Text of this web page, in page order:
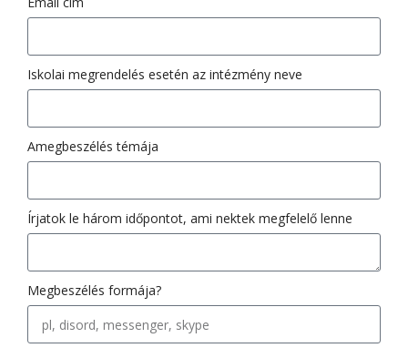
Iskolai megrendelés esetén az intézmény neve
Amegbeszélés témája
Írjatok le három időpontot, ami nektek megfelelő lenne
Megbeszélés formája?